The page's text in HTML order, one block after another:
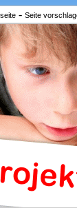
- Seite